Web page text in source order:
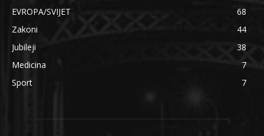
EVROPA/SVIJET
68
Zakoni
44
Jubileji
38
Medicina
7
Sport
7